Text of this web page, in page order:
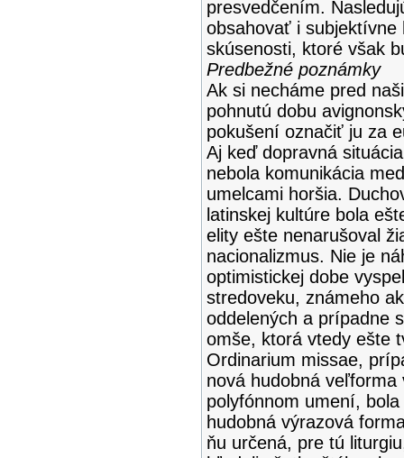
presvedčením.
obsahovať i subjektívne
skúsenosti, ktoré však
Predbežné poznámky
Ak si necháme pred
pohnutú dobu
pokušení označiť ju za
Aj keď dopravná
nebola komunikácia
umelcami horšia.
latinskej kultúre bola
elity ešte nenarušoval
nacionalizmus. Nie je
optimistickej dobe
stredoveku, známeho
oddelených a prípadne
omše, ktorá vtedy ešte
Ordinarium missae,
nová hudobná
polyfónnom umení,
hudobná výrazová
ňu určená, pre tú